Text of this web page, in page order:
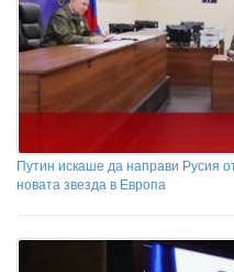
Путин искаше да направи Русия
новата звезда в Европа